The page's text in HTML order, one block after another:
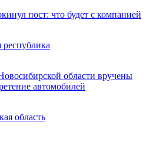
пост: что будет с компанией
республика
области вручены
автомобилей
область